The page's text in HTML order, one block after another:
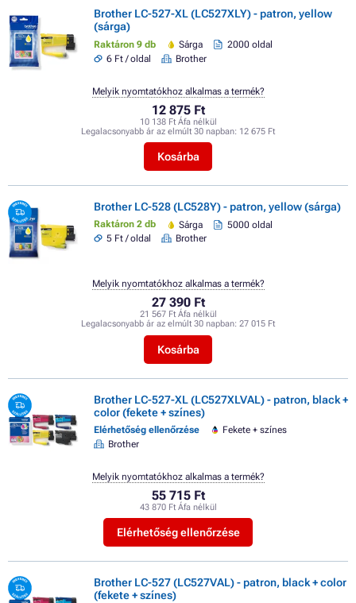
Brother LC-527-XL (LC527XLY) - patron, yellow
(sárga)
Raktáron 9 db Sárga
2000 oldal
6 Ft / oldal
Brother
12 875 Ft
10 138 Ft Áfa nélkül
Legalacsonyabb ár az elmúlt 30 napban: 12 675 Ft
Kosárba
Melyik nyomtatókhoz alkalmas a termék?
Brother LC-528 (LC528Y) - patron, yellow (sárga)
Raktáron 2 db Sárga
5000 oldal
5 Ft / oldal
Brother
27 390 Ft
21 567 Ft Áfa nélkül
Legalacsonyabb ár az elmúlt 30 napban: 27 015 Ft
Kosárba
Melyik nyomtatókhoz alkalmas a termék?
Brother LC-527-XL (LC527XLVAL) - patron, black +
color (fekete + színes)
Elérhetőség ellenőrzése
Fekete + színes
Brother
55 715 Ft
43 870 Ft Áfa nélkül
Elérhetőség ellenőrzése
Melyik nyomtatókhoz alkalmas a termék?
Brother LC-527 (LC527VAL) - patron, black + color
(fekete + színes)